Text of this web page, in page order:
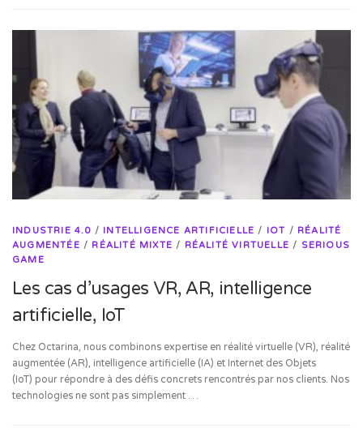
INDUSTRIE 4.0 / INTELLIGENCE ARTIFICIELLE / IOT / RÉALITÉ
AUGMENTÉE / RÉALITÉ MIXTE / RÉALITÉ VIRTUELLE / SERIOUS
GAME
Les cas d’usages VR, AR, intelligence
artificielle, IoT
Chez Octarina, nous combinons expertise en réalité virtuelle (VR), réalité
augmentée (AR), intelligence artificielle (IA) et Internet des Objets
(IoT) pour répondre à des défis concrets rencontrés par nos clients. Nos
technologies ne sont pas simplement …